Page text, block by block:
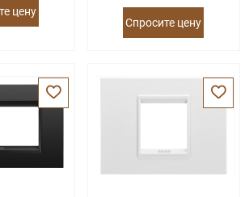
цену
Спросите цену